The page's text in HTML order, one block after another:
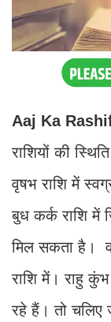
Aaj Ka
राशियों की
वृषभ राशि में
बुध कर्क राशि में
मिल सकता है।
राशि में। राहु
रहे हैं। तो